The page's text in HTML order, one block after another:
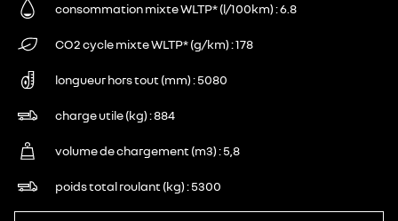
consommation mixte WLTP* (l/100km) 6.8
CO2 cycle mixte WLTP* (g/km) 178
longueur hors tout (mm) 5080
charge utile (kg) 884
volume de chargement (m3) 5,8
poids total roulant (kg) 5300